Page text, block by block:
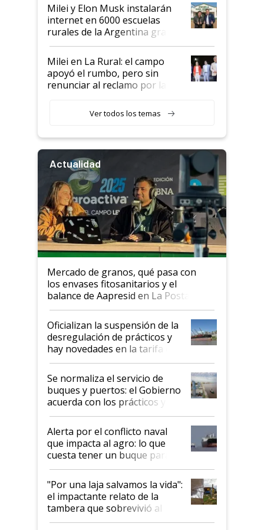
Milei y Elon Musk instalarán
internet en 6000 escuelas
rurales de la Argentina gracias
a un acuerdo con Starlink
Milei en La Rural: el campo
apoyó el rumbo, pero sin
renunciar al reclamo por las
Ver todos los temas
Actualidad
Mercado de granos, qué pasa con
los envases fitosanitarios y el
balance de Aapresid en La Posta
Oficializan la suspensión de la
desregulación de prácticos y
hay novedades en la tarifa de
la hidrovía
Se normaliza el servicio de
buques y puertos: el Gobierno
acuerda con los prácticos y
suspende el decreto de
desregulación
Alerta por el conflicto naval
que impacta al agro: lo que
cuesta tener un buque parado
y el peligro de que Argentina
pase a ser "país sucio"
"Por una laja salvamos la vida":
el impactante relato de la
tambera que sobrevivió al
tornado